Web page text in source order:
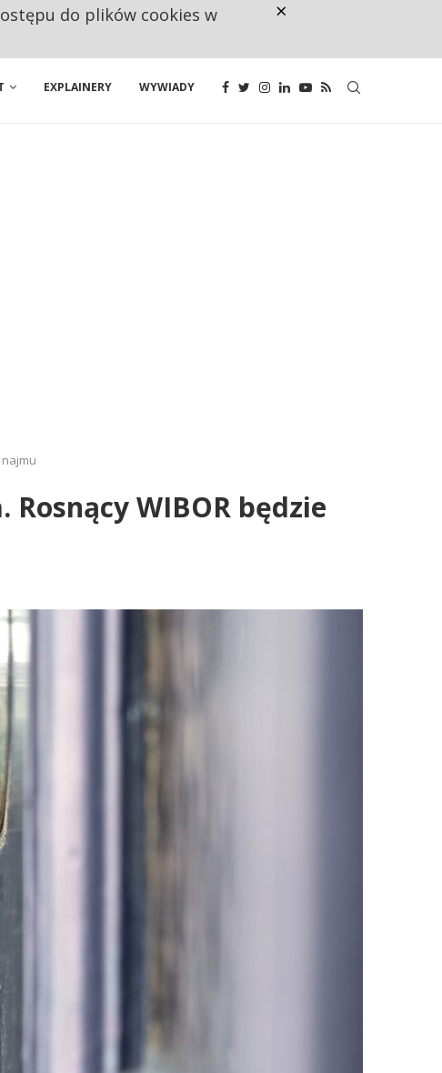
EXPLAINERY WYWIADY
WIBOR będzie
do plików cookies w
×